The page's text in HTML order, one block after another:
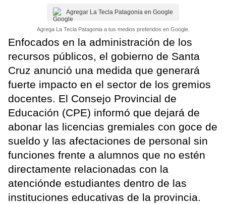
Agregar La Tecla Patagonia en Google
Agrega La Tecla Patagonia a tus medios preferidos en Google.
Enfocados en la administración de los
recursos públicos, el gobierno de Santa
Cruz anunció una medida que generará
fuerte impacto en el sector de los gremios
docentes. El Consejo Provincial de
Educación (CPE) informó que dejará de
abonar las licencias gremiales con goce de
sueldo y las afectaciones de personal sin
funciones frente a alumnos que no estén
directamente relacionadas con la
atenciónde estudiantes dentro de las
instituciones educativas de la provincia.